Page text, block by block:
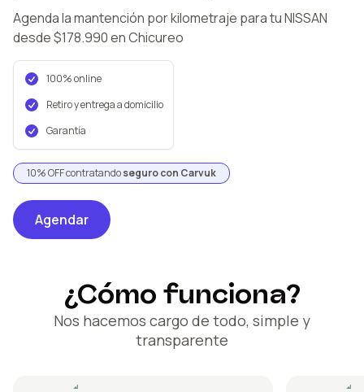
Agenda la mantención por kilometraje para tu NISSAN
desde $178.990en Chicureo
100% online
Retiro y entrega a domicilio
Garantía
10% OFF contratandoseguro con Carvuk
Agendar
¿Cómo funciona?
Nos hacemos cargo de todo, simple y
transparente